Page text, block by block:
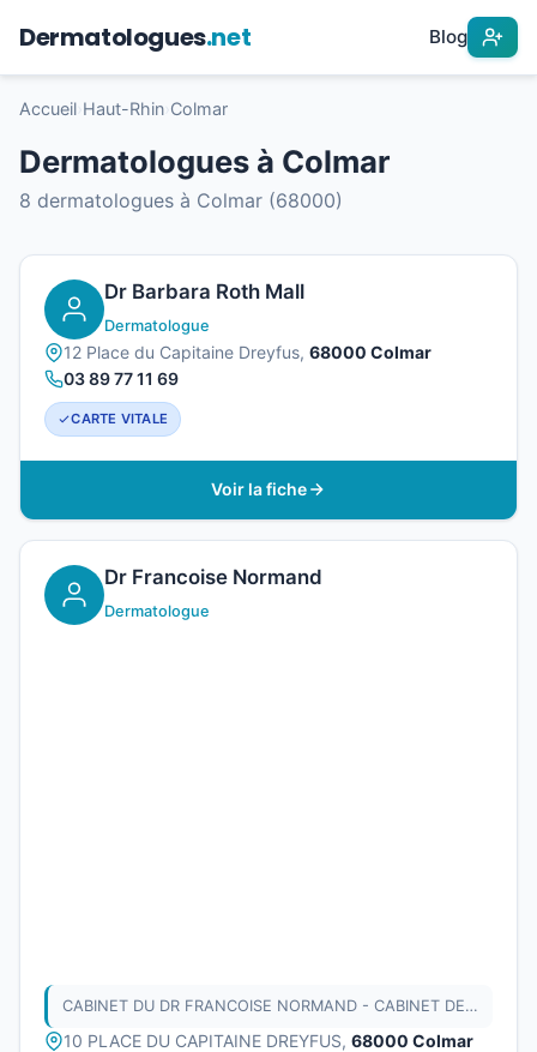
Dermatologues.net Blog
Accueil Haut-Rhin Colmar
Dermatologues à Colmar
8 dermatologues à Colmar (68000)
Dr Barbara Roth Mall
Dermatologue
12 Place du Capitaine Dreyfus, 68000 Colmar
03 89 77 11 69
CARTE VITALE
Voir la fiche
Dr Francoise Normand
Dermatologue
CABINET DU DR FRANCOISE NORMAND - CABINET DE DERMATOLOGIE
10 PLACE DU CAPITAINE DREYFUS, 68000 Colmar